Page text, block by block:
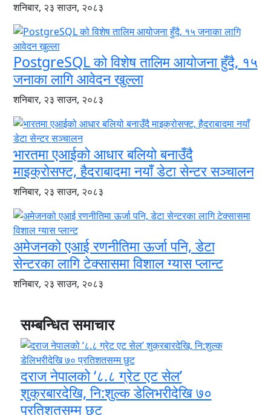
शनिबार, २३ साउन, २०८३
PostgreSQL को विशेष तालिम आयोजना हुँदै, १५
जनाका लागि आवेदन खुल्ला
शनिबार, २३ साउन, २०८३
भारतमा एआईको आधार बलियो बनाउँदै
माइक्रोसफ्ट, हैदराबादमा नयाँ डेटा सेन्टर सञ्चालन
शनिबार, २३ साउन, २०८३
अमेजनको एआई रणनीतिमा ऊर्जा पनि, डेटा
सेन्टरका लागि टेक्सासमा विशाल ग्यास प्लान्ट
शनिबार, २३ साउन, २०८३
सम्बन्धित समाचार
दराज नेपालको ‘८.८ ग्रेट एट सेल’
शुक्रबारदेखि, नि:शुल्क डेलिभरीदेखि ७०
प्रतिशतसम्म छुट